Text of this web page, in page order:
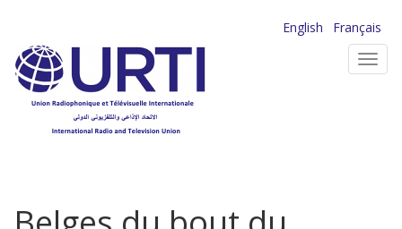
contenu
principal
English
Français